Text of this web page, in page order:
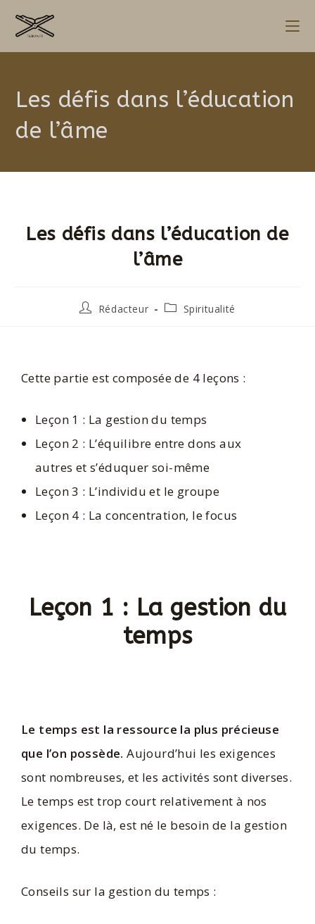
Les défis dans l’éducation
de l’âme
Les défis dans l’éducation de
l’âme
Rédacteur Spiritualité
Cette partie est composée de 4 leçons :
Leçon 1 : La gestion du temps
Leçon 2 : L’équilibre entre dons aux
autres et s’éduquer soi-même
Leçon 3 : L’individu et le groupe
Leçon 4 : La concentration, le focus
Leçon 1 : La gestion du
temps
Le temps est la ressource la plus précieuse
que l’on possède. Aujourd’hui les exigences
sont nombreuses, et les activités sont diverses.
Le temps est trop court relativement à nos
exigences. De là, est né le besoin de la gestion
du temps.
Conseils sur la gestion du temps :